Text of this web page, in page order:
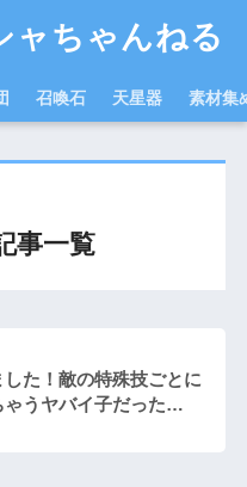
ャちゃんねる
召喚石 天星器 素材集
事一覧
た！敵の特殊技ごとに
ゃうヤバイ子だった…